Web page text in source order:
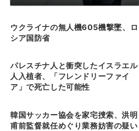
ウクライナの無人機605機撃墜、ロ
シア国防省
パレスチナ人と衝突したイスラエル
人入植者、「フレンドリーファイ
ア」で死亡した可能性
韓国サッカー協会を家宅捜索、洪明
甫前監督就任めぐり業務妨害の疑い